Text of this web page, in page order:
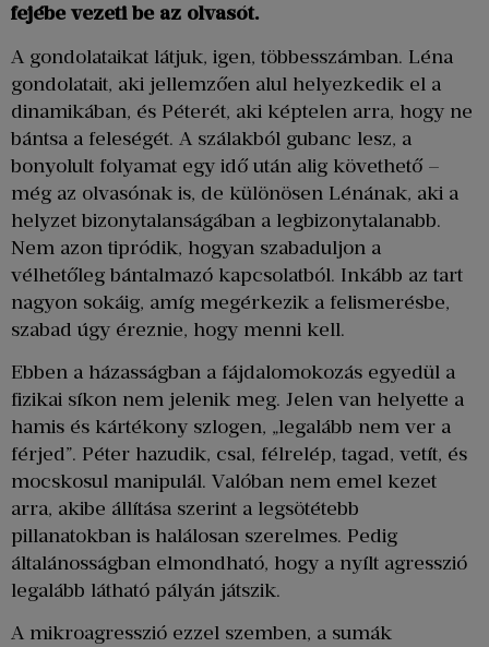
fejébe vezeti be az olvasót.
A gondolataikat látjuk, igen, többesszámban. Léna
gondolatait, aki jellemzően alul helyezkedik el a
dinamikában, és Péterét, aki képtelen arra, hogy ne
bántsa a feleségét. A szálakból gubanc lesz, a
bonyolult folyamat egy idő után alig követhető –
még az olvasónak is, de különösen Lénának, aki a
helyzet bizonytalanságában a legbizonytalanabb.
Nem azon tipródik, hogyan szabaduljon a
vélhetőleg bántalmazó kapcsolatból. Inkább az tart
nagyon sokáig, amíg megérkezik a felismerésbe,
szabad úgy éreznie, hogy menni kell.
Ebben a házasságban a fájdalomokozás egyedül a
fizikai síkon nem jelenik meg. Jelen van helyette a
hamis és kártékony szlogen, „legalább nem ver a
férjed”. Péter hazudik, csal, félrelép, tagad, vetít, és
mocskosul manipulál. Valóban nem emel kezet
arra, akibe állítása szerint a legsötétebb
pillanatokban is halálosan szerelmes. Pedig
általánosságban elmondható, hogy a nyílt agresszió
legalább látható pályán játszik.
A mikroagresszió ezzel szemben, a sumák